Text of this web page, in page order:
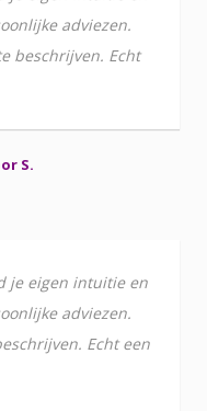
adviezen.
beschrijven. Echt
S.
je eigen intuitie en
adviezen.
Echt een